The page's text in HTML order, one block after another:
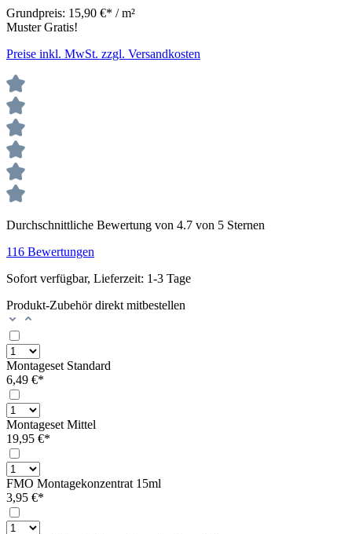
Grundpreis: 15,90 €* / m²
Muster Gratis!
Preise inkl. MwSt. zzgl. Versandkosten
Durchschnittliche Bewertung von 4.7 von 5 Sternen
116 Bewertungen
Sofort verfügbar, Lieferzeit: 1-3 Tage
Produkt-Zubehör direkt mitbestellen
Montageset Standard
6,49 €*
Montageset Mittel
19,95 €*
FMO Montagekonzentrat 15ml
3,95 €*